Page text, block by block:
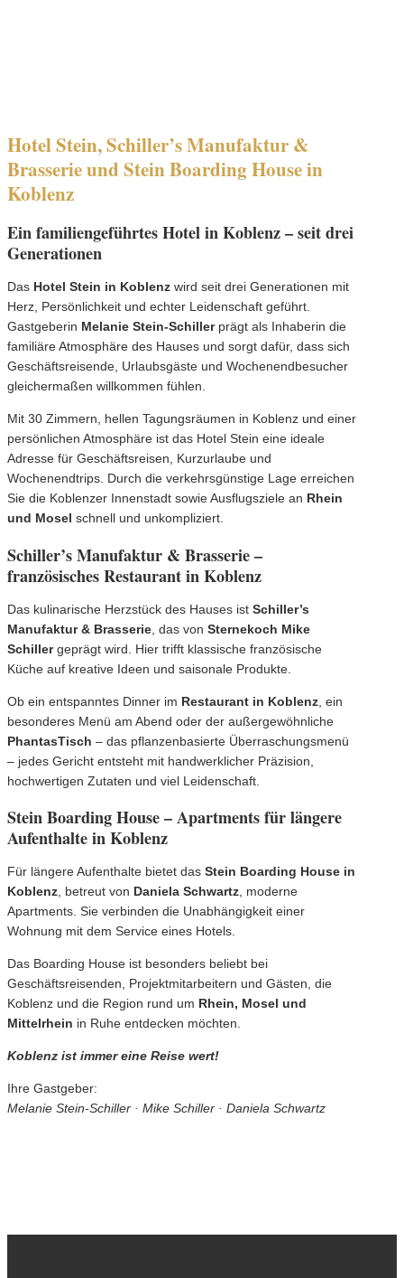
Hotel Stein, Schiller’s Manufaktur &
Brasserie und Stein Boarding House in
Koblenz
Ein familiengeführtes Hotel in Koblenz – seit drei
Generationen
Das Hotel Stein in Koblenz wird seit drei Generationen mit
Herz, Persönlichkeit und echter Leidenschaft geführt.
Gastgeberin Melanie Stein-Schillerprägt als Inhaberin die
familiäre Atmosphäre des Hauses und sorgt dafür, dass sich
Geschäftsreisende, Urlaubsgäste und Wochenendbesucher
gleichermaßen willkommen fühlen.
Mit 30 Zimmern, hellen Tagungsräumen in Koblenz und einer
persönlichen Atmosphäre ist das Hotel Stein eine ideale
Adresse für Geschäftsreisen, Kurzurlaube und
Wochenendtrips. Durch die verkehrsgünstige Lage erreichen
Sie die Koblenzer Innenstadt sowie Ausflugsziele an Rhein
und Mosel schnell und unkompliziert.
Schiller’s Manufaktur & Brasserie –
französisches Restaurant in Koblenz
Das kulinarische Herzstück des Hauses ist Schiller’s
Manufaktur & Brasserie , das von Sternekoch Mike
Schillergeprägt wird. Hier trifft klassische französische
Küche auf kreative Ideen und saisonale Produkte.
Ob ein entspanntes Dinner im Restaurant in Koblenz , ein
besonderes Menü am Abend oder der außergewöhnliche
PhantasTisch – das pflanzenbasierte Überraschungsmenü
– jedes Gericht entsteht mit handwerklicher Präzision,
hochwertigen Zutaten und viel Leidenschaft.
Stein Boarding House – Apartments für längere
Aufenthalte in Koblenz
Für längere Aufenthalte bietet das Stein Boarding House in
Koblenz , betreut von Daniela Schwartz , moderne
Apartments. Sie verbinden die Unabhängigkeit einer
Wohnung mit dem Service eines Hotels.
Das Boarding House ist besonders beliebt bei
Geschäftsreisenden, Projektmitarbeitern und Gästen, die
Koblenz und die Region rund um Rhein, Mosel und
Mittelrhein in Ruhe entdecken möchten.
Koblenz ist immer eine Reise wert!
Ihre Gastgeber:
Melanie Stein-Schiller · Mike Schiller · Daniela Schwartz